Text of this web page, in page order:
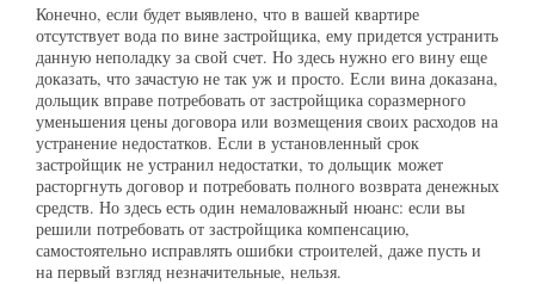
Конечно, если будет выявлено, что в вашей квартире
отсутствует вода по вине застройщика, ему придется устранить
данную неполадку за свой счет. Но здесь нужно его вину еще
доказать, что зачастую не так уж и просто. Если вина доказана,
дольщик вправе потребовать от застройщика соразмерного
уменьшения цены договора или возмещения своих расходов на
устранение недостатков. Если в установленный срок
застройщик не устранил недостатки, то дольщик может
расторгнуть договор и потребовать полного возврата денежных
средств. Но здесь есть один немаловажный нюанс: если вы
решили потребовать от застройщика компенсацию,
самостоятельно исправлять ошибки строителей, даже пусть и
на первый взгляд незначительные, нельзя.